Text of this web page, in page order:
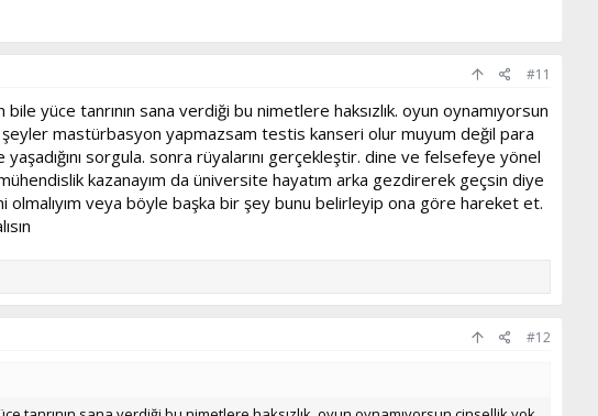
#11
yüce tanrının sana verdiği bu nimetlere haksızlık. oyun oynamıyorsun
mastürbasyon yapmazsam testis kanseri olur muyum değil para
sorgula. sonra rüyalarını gerçekleştir. dine ve felsefeye yönel
kazanayım da üniversite hayatım arka gezdirerek geçsin diye
veya böyle başka bir şey bunu belirleyip ona göre hareket et.
#12